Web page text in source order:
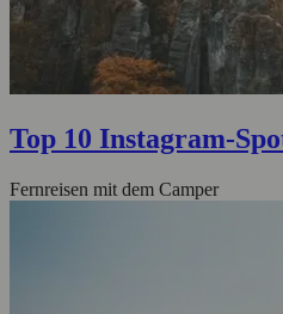
Top 10 Instagram-
Fernreisen mit dem Camper